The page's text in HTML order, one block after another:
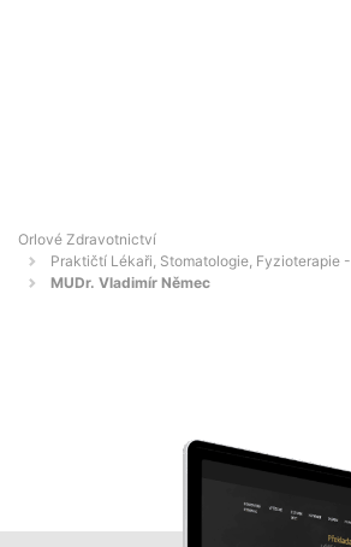
Orlové Zdravotnictví
Praktičtí Lékaři, Stomatologie, Fyzioterapie
MUDr. Vladimír Němec